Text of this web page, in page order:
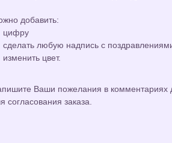
добавить:
цифру
сделать любую надпись с
изменить цвет.
Ваши пожелания в комментариях
согласования заказа.